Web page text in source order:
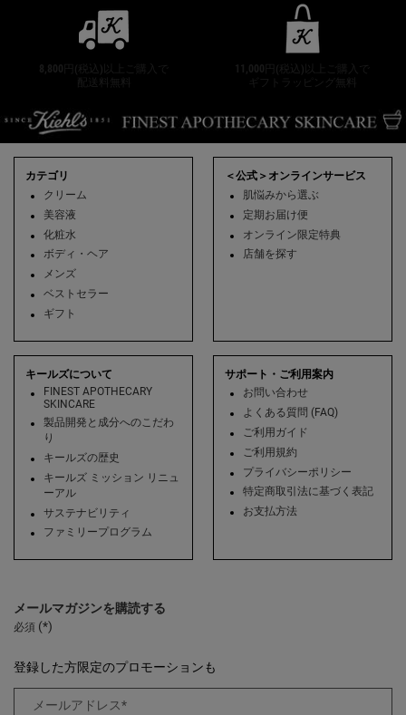
8,800円(税込)以上ご購入で
11,000円(税込)以上ご購入で
カテゴリ
クリーム
美容液
化粧水
ボディ・ヘア
メンズ
ベストセラー
ギフト
＜公式＞オンラインサービス
肌悩みから選ぶ
定期お届け便
オンライン限定特典
店舗を探す
キールズについて
FINEST APOTHECARY
SKINCARE
製品開発と成分へのこだわ
り
キールズの歴史
キールズ ミッション リニュ
ーアル
サステナビリティ
ファミリープログラム
サポート・ご利用案内
お問い合わせ
よくある質問 (FAQ)
ご利用ガイド
ご利用規約
プライバシーポリシー
特定商取引法に基づく表記
お支払方法
メールマガジンを購読する
必須 (*)
登録した方限定のプロモーションも
メールアドレス*